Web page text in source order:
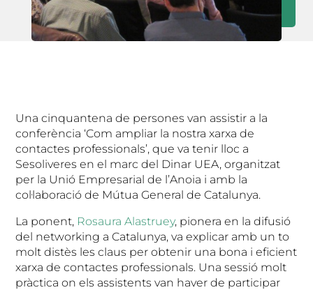
Una cinquantena de persones van assistir a la
conferència ‘Com ampliar la nostra xarxa de
contactes professionals’, que va tenir lloc a
Sesoliveres en el marc del Dinar UEA, organitzat
per la Unió Empresarial de l’Anoia i amb la
col·laboració de Mútua General de Catalunya.
La ponent, Rosaura Alastruey, pionera en la difusió
del networking a Catalunya, va explicar amb un to
molt distès les claus per obtenir una bona i eficient
xarxa de contactes professionals. Una sessió molt
pràctica on els assistents van haver de participar